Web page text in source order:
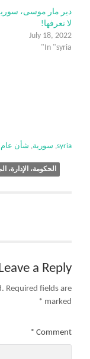
دير مار موسى،
لا نعرفها!
July 18, 2022
In "syria"
syria
, سورية, شأن عام
الحكومة، الإدارة،
a Reply
Required fields are
marked
*
Comment
*